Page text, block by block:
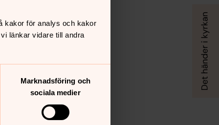
kakor för analys och kakor
länkar vidare till andra
Marknadsföring och
sociala medier